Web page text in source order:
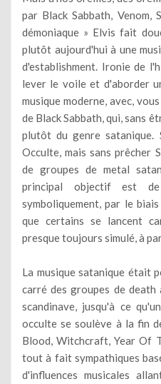
par Black Sabbath,
démoniaque » Elvis fait
plutôt aujourd'hui à une
d'establishment. Ironie de
lever le voile et d'aborder
musique moderne, avec,
de Black Sabbath, qui, sans
plutôt du genre satanique.
Occulte, mais sans prêcher
de groupes de metal
principal objectif est
symboliquement, par le
que certains se lancent
presque toujours simulé, à
La musique satanique était
carré des groupes de death
scandinave, jusqu'à ce
occulte se soulève à la fin
Blood, Witchcraft, Year Of
tout à fait sympathiques
d'influences musicales